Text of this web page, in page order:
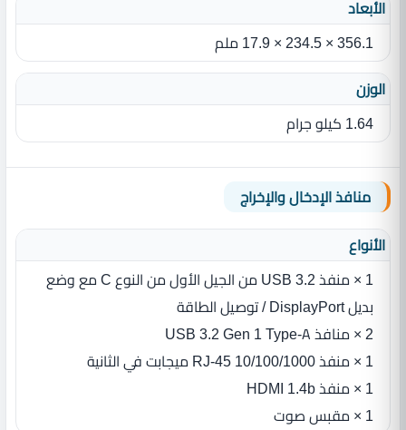
الأبعاد
356.1 × 234.5 × 17.9 ملم
الوزن
1.64 كيلو جرام
منافذ الإدخال والإخراج
الأنواع
1 × منفذ USB 3.2 من الجيل الأول من النوع C مع وضع
بديل DisplayPort / توصيل الطاقة
2 × منافذ USB 3.2 Gen 1 Type-A
1 × منفذ RJ-45 10/100/1000 ميجابت في الثانية
1 × منفذ HDMI 1.4b
1 × مقبس صوت